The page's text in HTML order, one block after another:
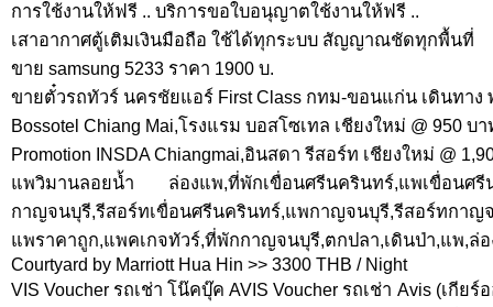
การใช้งานให้ฟรี .. บริการขอใบอนุญาตใช้งานให้ฟรี ..
เสาอากาศตู้เติมเงินมือถือ ใช้ได้ทุกระบบ สัญญาณชัดทุกพื้นที่
ขาย samsung 5233 ราคา 1900 บ.
ขายตั๋วรถทัวร์ นครชัยแอร์ First Class กทม-ขอนแก่น เดินทาง
Bossotel Chiang Mai,โรงแรม บอสโซเทล เชียงใหม่ @ 950 บ
Promotion INSDA Chiangmai,อินสดา รีสอร์ท เชียงใหม่ @
แพวิมานลอยน้ำ ล่องแพ,ที่พักเขื่อนศรีนครินทร์,แพเขื่อนศรี
กาญจนบุรี,รีสอร์ทเขื่อนศรีนครินทร์,แพกาญจนบุรี,รีสอร์ทกาญ
แพราคาถูก,แพคเกจทัวร์,ที่พักกาญจนบุรี,ตกปลา,เดินป่า,แพ,ล่อ
Courtyard by Marriott Hua Hin >> 3300 THB / Night
VIS Voucher รถเช่า โน๊คบุ๊ค AVIS Voucher รถเช่า Avis (เกีย